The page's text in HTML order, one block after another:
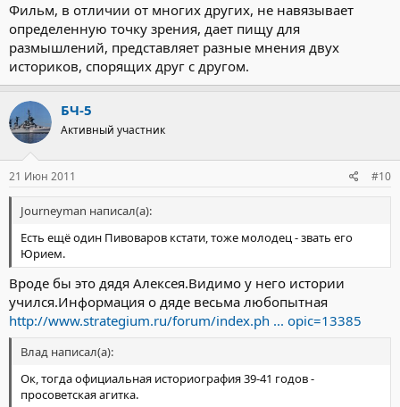
Фильм, в отличии от многих других, не навязывает
определенную точку зрения, дает пищу для
размышлений, представляет разные мнения двух
историков, спорящих друг с другом.
БЧ-5
Активный участник
21 Июн 2011 #10
Journeyman написал(а):
Есть ещё один Пивоваров кстати, тоже молодец - звать его
Юрием.
Вроде бы это дядя Алексея.Видимо у него истории
учился.Информация о дяде весьма любопытная
http://www.strategium.ru/forum/index.ph ... opic=13385
Влад написал(а):
Ок, тогда официальная историография 39-41 годов -
просоветская агитка.